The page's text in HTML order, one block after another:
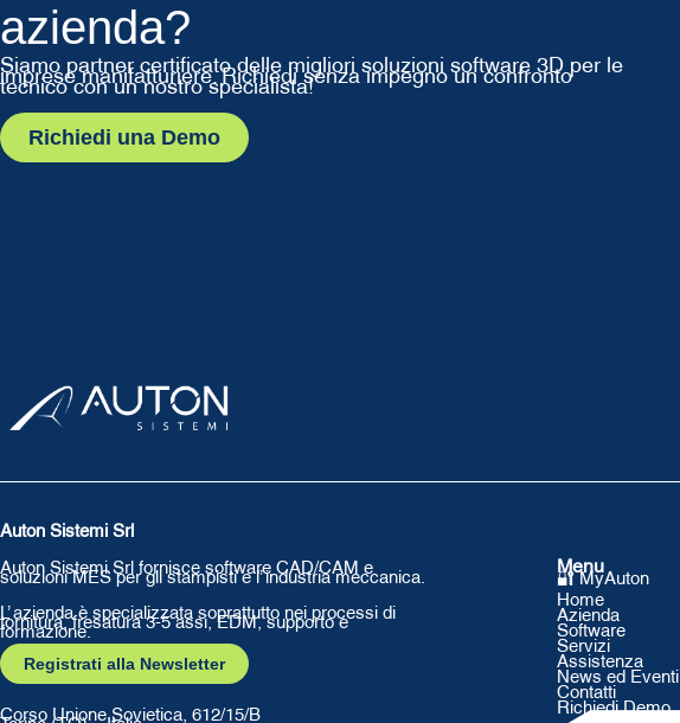
azienda?
Siamo partner certificato delle migliori soluzioni software 3D per le
imprese manifatturiere. Richiedi senza impegno un confronto
tecnico con un nostro specialista!
Richiedi una Demo
Auton Sistemi Srl
Auton Sistemi Srl fornisce software CAD/CAM e
soluzioni MES per gli stampisti e l’ industria meccanica.
L’ azienda è specializzata soprattutto nei processi di
tornitura, fresatura 3-5 assi, EDM, supporto e
formazione.
Registrati alla Newsletter
Corso Unione Sovietica, 612/15/B
Menu
🔐 MyAuton
Home
Azienda
Software
Servizi
Assistenza
News ed Eventi
Contatti
Richiedi Demo